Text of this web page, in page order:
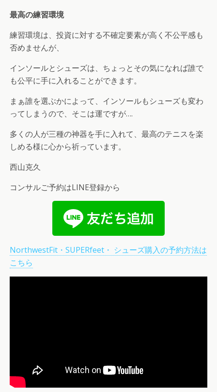
最高の練習環境
練習環境は、投資に対する不確定要素が高く不公平感も
否めませんが、
インソールとシューズは、ちょっとその気になれば誰で
も公平に手に入れることができます。
まぁ誰を選ぶかによって、インソールもシューズも変わ
ってしまうので、そこは運ですが….
多くの人が三種の神器を手に入れて、最高のテニスを楽
しめる様に心から祈っています。
西山克久
コンサルご予約はLINE登録から
NorthwestFit・SUPERfeet・ シューズ購入の予約方法は
こちら